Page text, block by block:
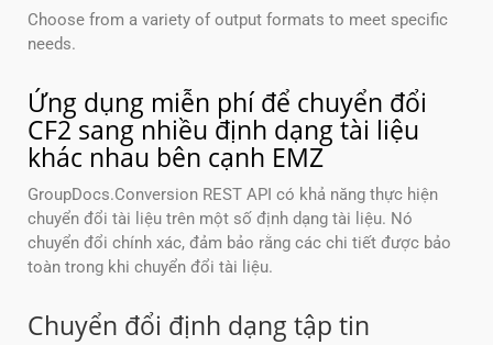
Choose from a variety of output formats to meet specific
needs.
Ứng dụng miễn phí để chuyển đổi
CF2 sang nhiều định dạng tài liệu
khác nhau bên cạnh EMZ
GroupDocs.Conversion REST API có khả năng thực hiện
chuyển đổi tài liệu trên một số định dạng tài liệu. Nó
chuyển đổi chính xác, đảm bảo rằng các chi tiết được bảo
toàn trong khi chuyển đổi tài liệu.
Chuyển đổi định dạng tập tin